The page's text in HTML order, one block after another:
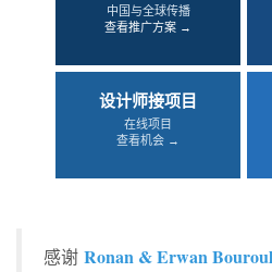
中国与全球传播
查看推广方案 →
设计师接项目
在线项目
查看机会 →
感谢 Ronan & Erwan